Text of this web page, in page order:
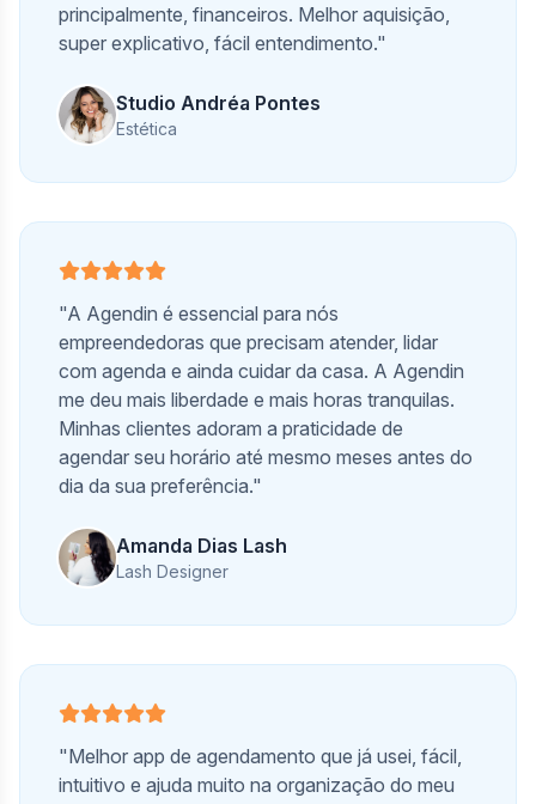
principalmente, financeiros. Melhor aquisição,
super explicativo, fácil entendimento."
Studio Andréa Pontes
Estética
"A Agendin é essencial para nós
empreendedoras que precisam atender, lidar
com agenda e ainda cuidar da casa. A Agendin
me deu mais liberdade e mais horas tranquilas.
Minhas clientes adoram a praticidade de
agendar seu horário até mesmo meses antes do
dia da sua preferência."
Amanda Dias Lash
Lash Designer
"Melhor app de agendamento que já usei, fácil,
intuitivo e ajuda muito na organização do meu